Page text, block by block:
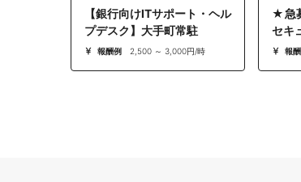
【銀行向けITサポート・ヘル
プデスク】大手町常駐
報酬例 2,500 ～ 3,000円/時
★急
セキ
報